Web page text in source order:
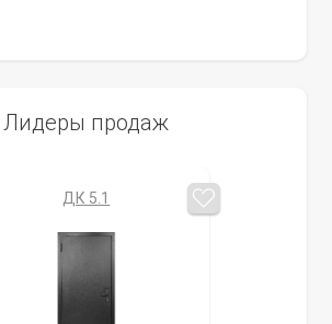
Лидеры продаж
ДК 5.1